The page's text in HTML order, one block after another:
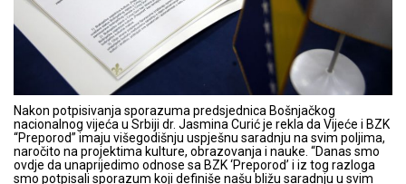
Nakon potpisivanja sporazuma predsjednica Bošnjačkog
nacionalnog vijeća u Srbiji dr. Jasmina Curić je rekla da Vijeće i BZK
“Preporod” imaju višegodišnju uspješnu saradnju na svim poljima,
naročito na projektima kulture, obrazovanja i nauke. “Danas smo
ovdje da unaprijedimo odnose sa BZK ‘Preporod’ i iz tog razloga
smo potpisali sporazum koji definiše našu bližu saradnju u svim